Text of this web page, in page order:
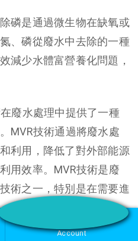
Account
磷是通過微生物在缺氧或
、磷從廢水中去除的一種
減少水體富營養化問題，
廢水處理中提供了一種
MVR技術通過將廢水處
利用，降低了對外部能源
用效率。MVR技術是廢
術之一，特別是在需要進
能夠顯著降低運行成本。